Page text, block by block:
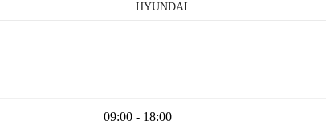
HYUNDAI
09:00 - 18:00